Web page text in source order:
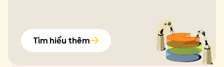
Tìm hiểu thêm